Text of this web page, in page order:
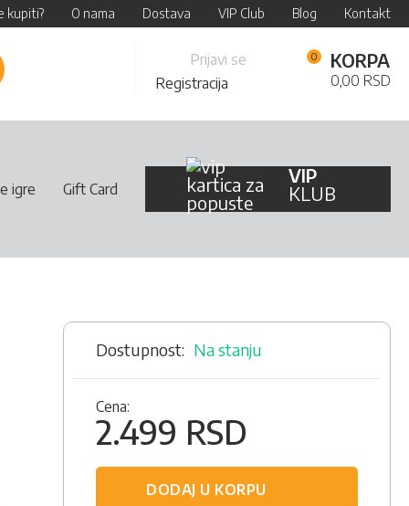
kupiti? O nama Dostava VIP Club Blog Kontakt
Content
Prijavi se
Registracija
KORPA
0,00 RSD
igre Gift Card
VIP
KLUB
Na stanju
Cena:
2.499 RSD
DODAJ U KORPU